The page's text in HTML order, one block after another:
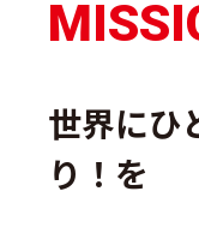
世界にひ
り！を